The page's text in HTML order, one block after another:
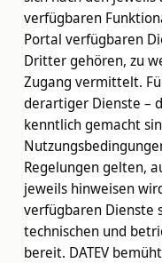
verfügbaren
Portal verfügbaren
Dritter gehören, zu
Zugang vermittelt.
derartiger Dienste –
kenntlich gemacht
Regelungen gelten,
jeweils hinweisen
verfügbaren Dienste
technischen und
bereit. DATEV